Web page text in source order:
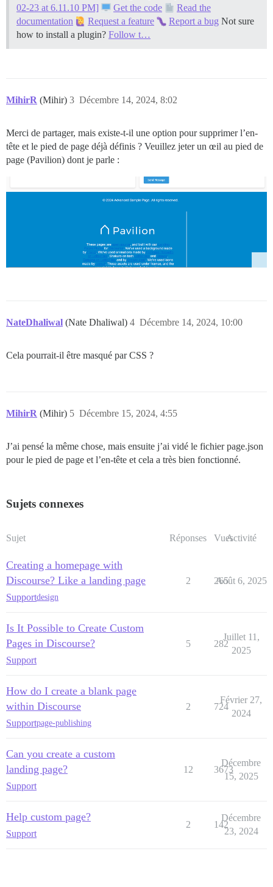
02-23 at 6.11.10 PM]
Get the code
Read the
documentation
Request a feature Report a bug Not sure
how to install a plugin? Follow t…
MihirR (Mihir) Décembre 14, 2024, 8:02
3
Merci de partager, mais existe-t-il une option pour supprimer l’en-
tête et le pied de page déjà définis ? Veuillez jeter un œil au pied de
page (Pavilion) dont je parle :
NateDhaliwal (Nate Dhaliwal) Décembre 14, 2024, 10:00
4
Cela pourrait-il être masqué par CSS ?
MihirR (Mihir) Décembre 15, 2024, 4:55
5
J’ai pensé la même chose, mais ensuite j’ai vidé le fichier page.json
pour le pied de page et l’en-tête et cela a très bien fonctionné.
Sujets connexes
Sujet Réponses VuesActivité
Creating a homepage with
Discourse? Like a landing page
Supportdesign
2 265
Août 6, 2025
Is It Possible to Create Custom
Pages in Discourse?
Support
5 282
Juillet 11,
2025
How do I create a blank page
within Discourse
Supportpage-publishing
2 724
Février 27,
2024
Can you create a custom
landing page?
Support
12 3673
Décembre
15, 2025
Help custom page?
Support
2 142
Décembre
23, 2024